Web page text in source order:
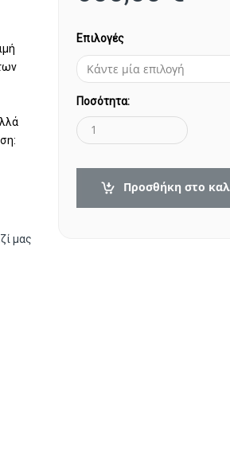
μας
Επιλογές
Ποσότητα:
Προσθήκη στο